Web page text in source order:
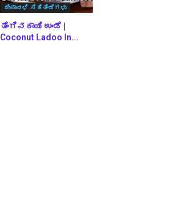
ದೀಪಾವಳಿ ಸಿಹಿತಿಂಡಿಗಳು
ತೆಂಗಿನಕಾಯಿ ಉಂಡೆ |
Coconut Ladoo In...